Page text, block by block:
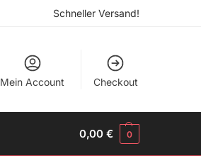
Schneller Versand!
Mein Account Checkout
0,00€ 0